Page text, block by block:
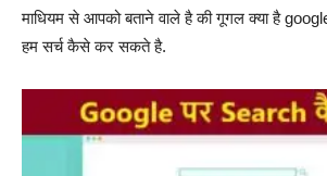
माधियम से आपको बताने वाले है की गूगल क्या है
हम सर्च कैसे कर सकते है.